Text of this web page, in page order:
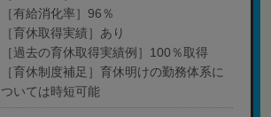
［有給消化率］96％
［育休取得実績］あり
［過去の育休取得実績例］100％取得
［育休制度補足］育休明けの勤務体系に
ついては時短可能